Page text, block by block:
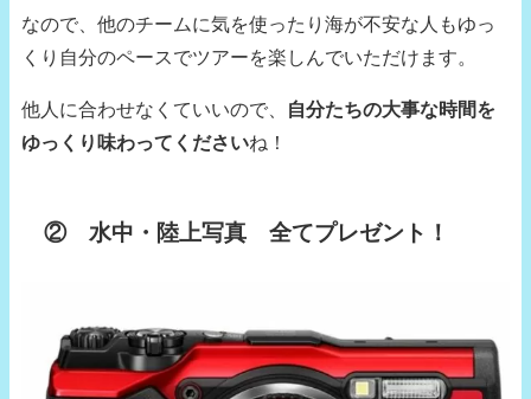
なので、他のチームに気を使ったり海が不安な人もゆっ
くり自分のペースでツアーを楽しんでいただけます。
他人に合わせなくていいので、
自分たちの大事な時間を
ゆっくり味わってくださいね！
② 水中・陸上写真 全てプレゼント！